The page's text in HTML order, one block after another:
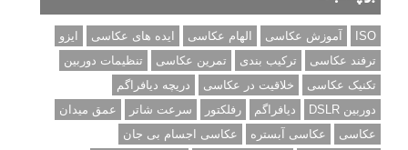
ISO آموزش عکاسی الهام عکاسی ایده های عکاسی
ایزو
ترفند عکاسی
ترکیب بندی تمرین عکاسی
تنظیمات دوربین
تکنیک عکاسی
خلاقیت در عکاسی
دریچه دیافراگم
دوربین DSLR
دیافراگم رفلکتور سرعت شاتر
عمق میدان
عکاسی
عکاسی آبستره
عکاسی اجسام بی جان